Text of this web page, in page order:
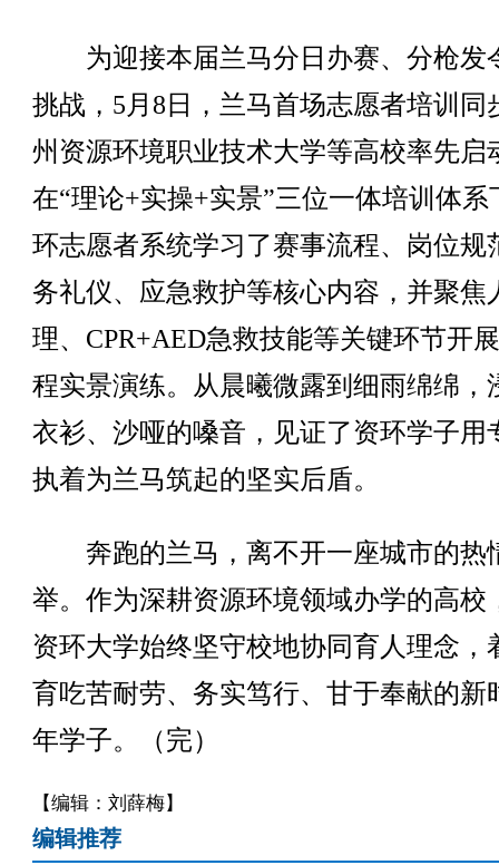
为迎接本届兰马分日办赛、分枪发
挑战，5月8日，兰马首场志愿者培训同
州资源环境职业技术大学等高校率先启
在“理论+实操+实景”三位一体培训体系
环志愿者系统学习了赛事流程、岗位规
务礼仪、应急救护等核心内容，并聚焦
理、CPR+AED急救技能等关键环节开
程实景演练。从晨曦微露到细雨绵绵，
衣衫、沙哑的嗓音，见证了资环学子用
执着为兰马筑起的坚实后盾。
奔跑的兰马，离不开一座城市的热
举。作为深耕资源环境领域办学的高校
资环大学始终坚守校地协同育人理念，
育吃苦耐劳、务实笃行、甘于奉献的新
年学子。（完）
【编辑：刘薛梅】
编辑推荐